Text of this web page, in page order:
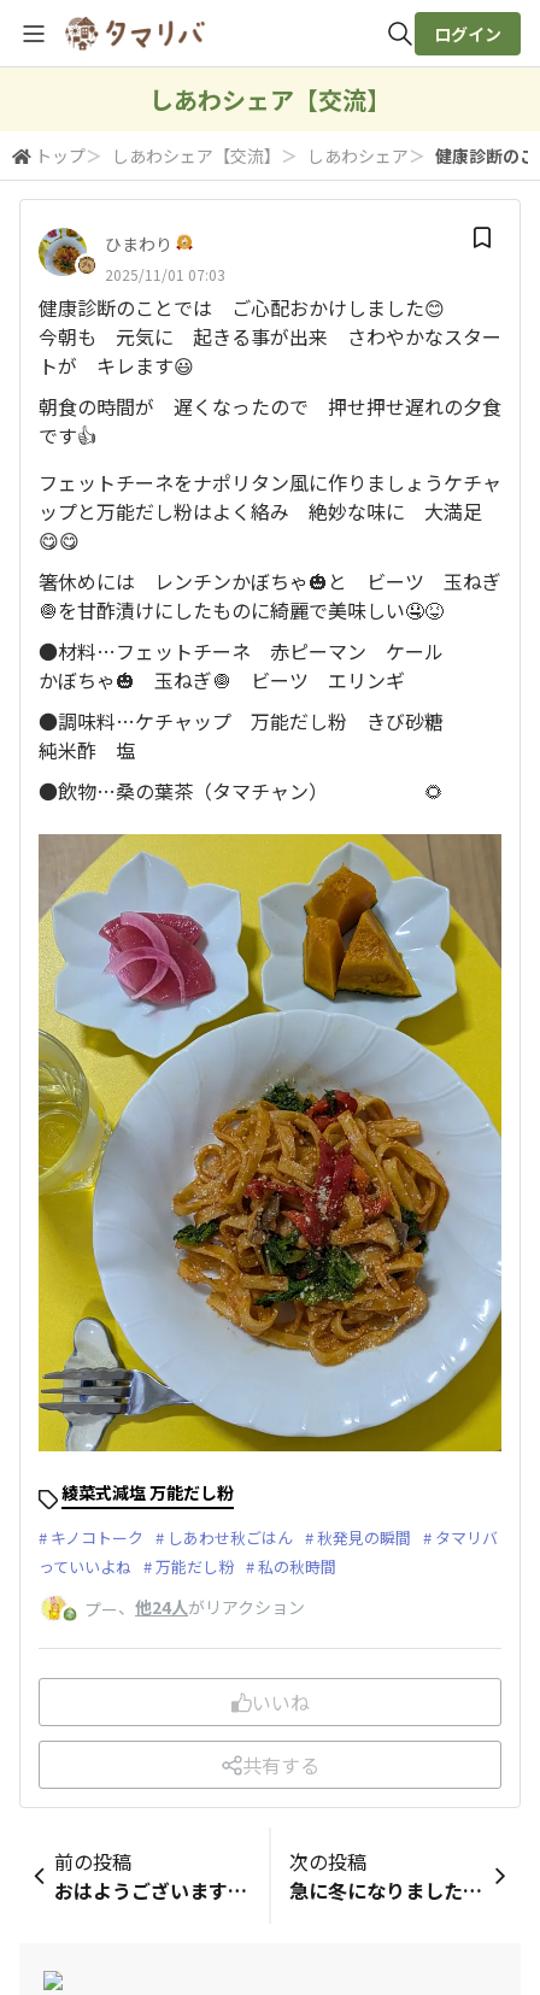
検索
ログイン
しあわシェア【交流】
トップ＞ しあわシェア【交流】 ＞ しあわシェア＞ 健康診断の
ひまわり
2025/11/01 07:03
健康診断のことでは ご心配おかけしました😊
今朝も 元気に 起きる事が出来 さわやかなスター
トが キレます😃
朝食の時間が 遅くなったので 押せ押せ遅れの夕食
です👍
フェットチーネをナポリタン風に作りましょうケチャ
ップと万能だし粉はよく絡み 絶妙な味に 大満足
😋😋
箸休めには レンチンかぼちゃ🎃と ビーツ 玉ねぎ
🧅を甘酢漬けにしたものに綺麗で美味しい🤤😝
●材料…フェットチーネ 赤ピーマン ケール
かぼちゃ🎃 玉ねぎ🧅 ビーツ エリンギ
●調味料…ケチャップ 万能だし粉 きび砂糖
純米酢 塩
●飲物…桑の葉茶（タマチャン） 🌻
綾菜式減塩 万能だし粉
キノコトーク しあわせ秋ごはん 秋発見の瞬間
タマリバ
っていいよね
万能だし粉 私の秋時間
プー、 他24人がリアクション
いいね
共有する
前の投稿
おはようございます😊今日から11月ですね💕︎ 過ごしやすい秋の気候からだんだん冬らしい寒さに変わってきました💦朝から体の内側から温めるために生姜湯を飲んでスタートします!! 昨日は祖父から貰ったしらすと生ワカメを蒸籠蒸しにしてみました！しらすはふわふわ、わかめはコリコリ感が消えていなくてとっても美味しかったです！ いつもは手軽に使える乾燥ワカメを使っていますが生わかめとの食感の違いに驚きです😳 もうひとつは豚肉のキャベツ蒸しです！ 今回は豚肉の上にキャベツを乗せたので写真だけだとキャベツしか見えないですが下に豚肉隠れてます😁 三十雑穀薬膳スープと豆乳、ごまを合わせた胡麻味噌ダレでいただきました！ キャベツやお肉との相性抜群で美味しかったです😋 今日明日とバイトが続き三連休最終日は推しが主演のコントライブに行ってきます！ 最終日にご褒美が待ってるので今日のバイトも頑張れます💪 では、また(o・・o)/~
次の投稿
急に冬になりましたね こめかみが手に入ったのでカレースープにしました 大根人参🥕じゃがいも🥔こめかみ 水から煮る あくはすくい取る みらいのしょうが なないろカレー しいたけ粉末 極上スパイス喜 調味料は全部タマチャンショップですね 焼かぼちゃ🎃のマリネ かぼちゃはチン オリーブオイルで焼く りんご酢とオリーブオイルを混ぜて そこに焼いたかぼちゃをいれる ピクルス○カブと赤ピーマン 寒くなったのでお風呂にしっかり入って スパイスをきかせた 温かいものを食べて体の中から温まりましょうね🐷🩷